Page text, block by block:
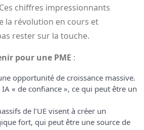
chiffres impressionnants
la révolution en cours et
rester sur la touche.
pour une PME :
opportunité de croissance massive.
IA « de confiance », ce qui peut être un
de l’UE visent à créer un
fort, qui peut être une source de